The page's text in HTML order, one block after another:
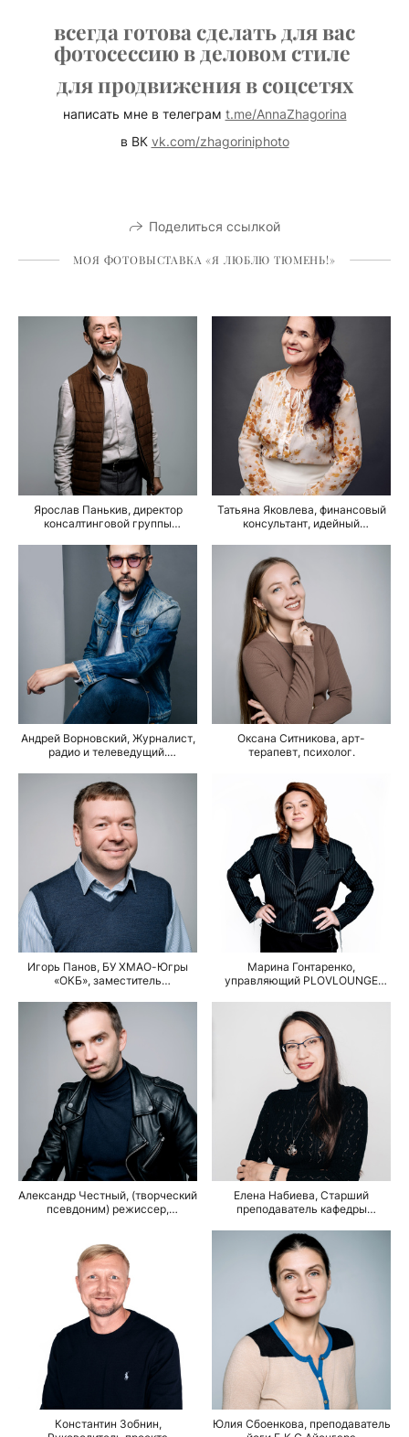
всегда готова сделать для вас
фотосессию в деловом стиле
для продвижения в соцсетях
написать мне в телеграм t.me/AnnaZhagorina
в ВК vk.com/zhagoriniphoto
Поделиться ссылкой
МОЯ ФОТОВЫСТАВКА «Я ЛЮБЛЮ ТЮМЕНЬ!»
Ярослав Панькив, директор
консалтинговой группы
психотерапевт
Татьяна Яковлева, финансовый
консультант, идейный
Андрей Ворновский, Журналист,
радио и телеведущий.
городских мероприятий.
Оксана Ситникова, арт-
терапевт, психолог.
Игорь Панов, БУ ХМАО-Югры
«ОКБ», заместитель
и реанимации. Врач
анестезиолог-реаниматолог,
к. м. н.
Марина Гонтаренко,
управляющий PLOVLOUNGE
Александр Честный, (творческий
псевдоним) режиссер,
Елена Набиева, Старший
преподаватель кафедры
и журналистики ТюмГУ,
кандидат филологических наук.
Константин Зобнин,
Юлия Сбоенкова, преподаватель